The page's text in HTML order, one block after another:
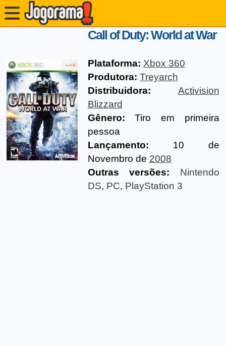
Call of Duty: World at War
Plataforma: Xbox 360
Produtora: Treyarch
Distribuidora:
Activision
Blizzard
Gênero:
Tiro em primeira
pessoa
Lançamento: 10 de
Novembro de 2008
Outras versões:
Nintendo
DS, PC, PlayStation 3